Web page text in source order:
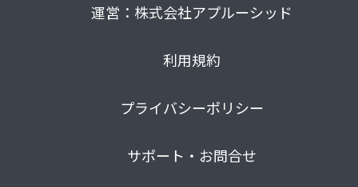
運営：株式会社アプルーシッド
利用規約
プライバシーポリシー
サポート・お問合せ